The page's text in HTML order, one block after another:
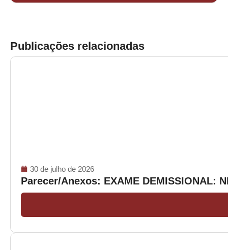
Publicações relacionadas
30 de julho de 2026
Parecer/Anexos: EXAME DEMISSIONAL: